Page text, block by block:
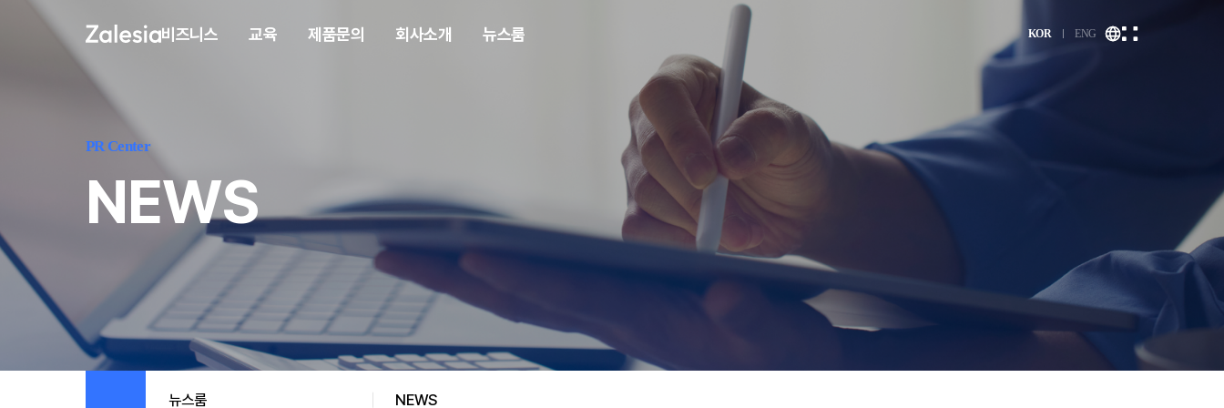
비즈니스 교육 제품문의 회사소개 뉴스룸 KOR ENG
PR Center
NEWS
뉴스룸 NEWS